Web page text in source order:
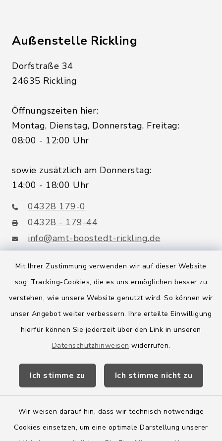
Mit Ihrer Zustimmung verwenden wir auf dieser Website
sog. Tracking-Cookies, die es uns ermöglichen besser zu
verstehen, wie unsere Website genutzt wird. So können wir
unser Angebot weiter verbessern. Ihre erteilte Einwilligung
hierfür können Sie jederzeit über den Link in unseren
Datenschutzhinweisen widerrufen.
Ich stimme zu Ich stimme nicht zu
Wir weisen darauf hin, dass wir technisch notwendige
Cookies einsetzen, um eine optimale Darstellung unserer
Außenstelle Rickling
Dorfstraße 34
24635 Rickling
Öffnungszeiten hier:
Montag, Dienstag, Donnerstag, Freitag:
08:00 - 12:00 Uhr
sowie zusätzlich am Donnerstag:
14:00 - 18:00 Uhr
04328 179-0
04328 - 179-44
info@amt-boostedt-rickling.de
Quicklinks
Amt Boostedt-Rickling
Amtsbroschüre
Wege-Zweckverband